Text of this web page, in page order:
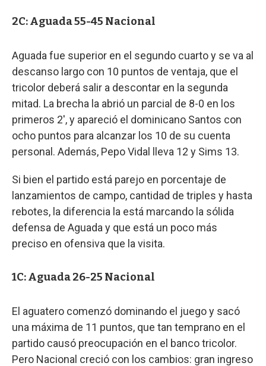
2C: Aguada 55-45 Nacional
Aguada fue superior en el segundo cuarto y se va al
descanso largo con 10 puntos de ventaja, que el
tricolor deberá salir a descontar en la segunda
mitad. La brecha la abrió un parcial de 8-0 en los
primeros 2', y apareció el dominicano Santos con
ocho puntos para alcanzar los 10 de su cuenta
personal. Además, Pepo Vidal lleva 12 y Sims 13.
Si bien el partido está parejo en porcentaje de
lanzamientos de campo, cantidad de triples y hasta
rebotes, la diferencia la está marcando la sólida
defensa de Aguada y que está un poco más
preciso en ofensiva que la visita.
1C: Aguada 26-25 Nacional
El aguatero comenzó dominando el juego y sacó
una máxima de 11 puntos, que tan temprano en el
partido causó preocupación en el banco tricolor.
Pero Nacional creció con los cambios: gran ingreso